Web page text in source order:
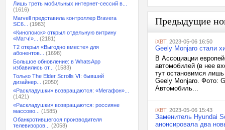
Лишь треть мобильных интернет-сессий в...
(1616)
Marvell представила контроллер Bravera
SC6...
(1983)
«Кинопоиск» открыл отдельную витрину
«Матч!»...
(2181)
T2 открыл «Выгодно вместе» для
абонентов...
(1698)
Большое обновление: в WhatsApp
избавились от...
(1583)
Только The Elder Scrolls VI: бывший
дизайнер...
(2050)
«Раскладушки» возвращаются: «Мегафон»...
(1421)
«Раскладушки» возвращаются: россияне
массово...
(1585)
Обанкротившегося производителя
телевизоров...
(2058)
Предыдущие
iXBT, 2023-05-06 16:50
Geely Monjaro стали
В Ассоциации
автомобилей (в нее
тут остановимся
Geely Monjaro. Фото:
Автомобиль...
iXBT, 2023-05-06 15:43
Заменитель Hyundai
анонсировала два